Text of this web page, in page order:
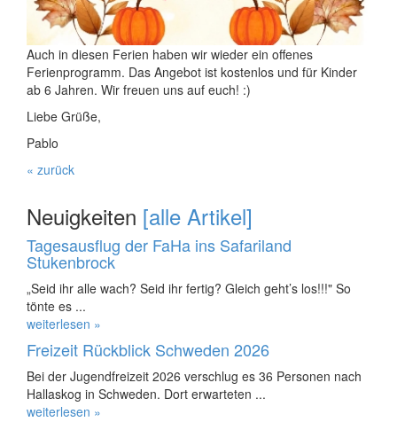
Auch in diesen Ferien haben wir wieder ein offenes
Ferienprogramm. Das Angebot ist kostenlos und für Kinder
ab 6 Jahren. Wir freuen uns auf euch! :)
Liebe Grüße,
Pablo
« zurück
Neuigkeiten [alle Artikel]
Tagesausflug der FaHa ins Safariland
Stukenbrock
„Seid ihr alle wach? Seid ihr fertig? Gleich geht’s los!!!" So
tönte es ...
weiterlesen »
Freizeit Rückblick Schweden 2026
Bei der Jugendfreizeit 2026 verschlug es 36 Personen nach
Hallaskog in Schweden. Dort erwarteten ...
weiterlesen »